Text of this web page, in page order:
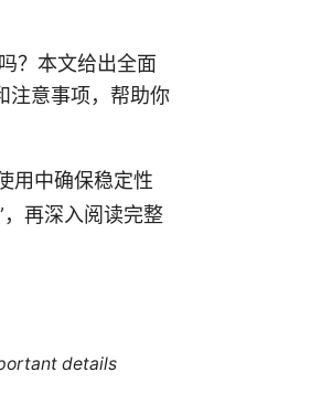
？本文给出全面
注意事项，帮助你
用中确保稳定性
再深入阅读完整
details